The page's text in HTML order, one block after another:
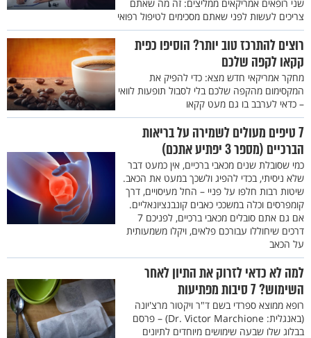
שני רופאים אמריקאים ממליצים: זה מה שאתם
צריכים לעשות לפני שאתם מסכימים לטיפול רפואי
רוצים להתרכז טוב יותר? הוסיפו כפית
קקאו לקפה שלכם
מחקר אמריקאי חדש מצא: כדי להפיק את
המקסימום מהקפה שלכם בלי לסבול תופעות לוואי
– כדאי לערבב בו גם מעט קקאו
7 טיפים מעולים לשמירה על בריאות
הברכיים (מספר 3 יפתיע אתכם)
כמי שסובלת שנים מכאבי ברכיים, אין כמעט דבר
שלא ניסיתי, בכדי להפיג ולשכך במעט את הכאב.
שיטות רבות חלפו על פניי – החל מעיסויים, דרך
קומפרסים וכלה במשככי כאבים קונבנציונאליים.
אם גם אתם סובלים מכאבי ברכיים, לפניכם 7
דרכים שיחוללו עבורכם פלאים, ויקלו משמעותית
על הכאב
למה לא כדאי לזרוק את התיון לאחר
השימוש? 7 סיבות מפתיעות
רופא ממוצא ספרדי בשם ד"ר ויקטור מרצ'יונה
(באנגלית: Dr. Victor Marchione) – פרסם
בבלוג שלו שבעה שימושים מיוחדים לתיונים